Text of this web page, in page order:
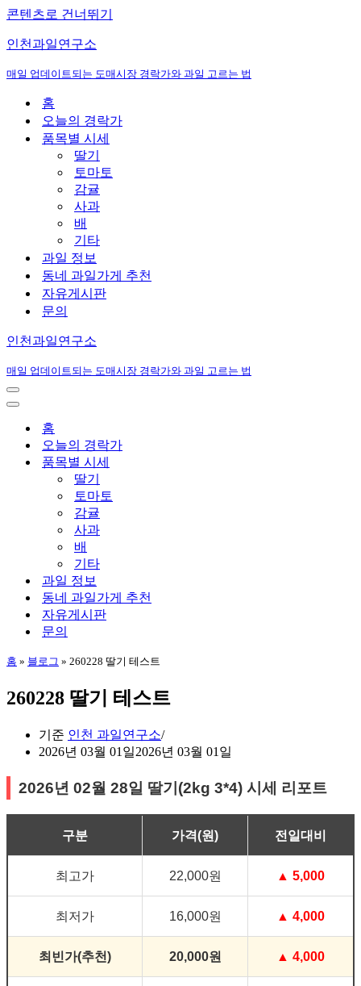
콘텐츠로 건너뛰기
인천과일연구소
매일 업데이트되는 도매시장 경락가와 과일 고르는 법
홈
오늘의 경락가
품목별 시세
딸기
토마토
감귤
사과
배
기타
과일 정보
동네 과일가게 추천
자유게시판
문의
인천과일연구소
매일 업데이트되는 도매시장 경락가와 과일 고르는 법
내
비
내
홈
오늘의 경락가
품목별 시세
딸기
토마토
감귤
사과
배
기타
과일 정보
동네 과일가게 추천
자유게시판
문의
홈 » 블로그 » 260228 딸기 테스트
260228 딸기 테스트
기준 인천 과일연구소
2026년 03월 01일2026년 03월 01일
2026년 02월 28일 딸기(2kg 3*4) 시세 리포트
구분 가격(원) 전일대비
최고가 22,000원 ▲ 5,000
최저가 16,000원 ▲ 4,000
최빈가(추천) 20,000원 ▲ 4,000